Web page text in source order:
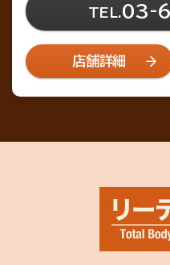
TEL.03-
店舗詳細